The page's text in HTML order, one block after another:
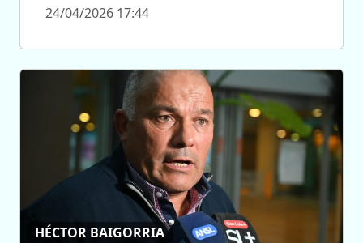
24/04/2026 17:44
HÉCTOR BAIGORRIA